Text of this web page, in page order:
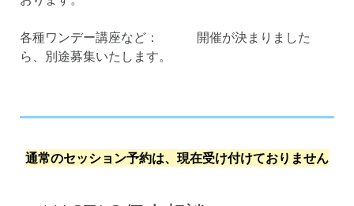
各種ワンデー講座など： 開催が決まりました
ら、別途募集いたします。
通常のセッション予約は、現在受け付けておりません